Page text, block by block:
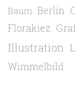
Baum Berlin
Florakiez
Illustration
Wimmelbild